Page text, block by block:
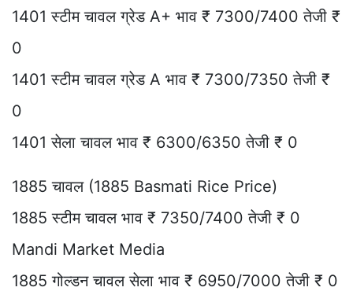
1401 स्टीम चावल ग्रेड A+ भाव ₹ 7300/7400 तेजी ₹
0
1401 स्टीम चावल ग्रेड A भाव ₹ 7300/7350 तेजी ₹
0
1401 सेला चावल भाव ₹ 6300/6350 तेजी ₹ 0
1885 चावल (1885 Basmati Rice Price)
1885 स्टीम चावल भाव ₹ 7350/7400 तेजी ₹ 0
Mandi Market Media
1885 गोल्डन चावल सेला भाव ₹ 6950/7000 तेजी ₹ 0